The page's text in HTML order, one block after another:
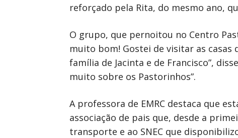
reforçado pela Rita, do mesmo ano,
O grupo, que pernoitou no Centro
muito bom! Gostei de visitar as casas
família de Jacinta e de Francisco”,
muito sobre os Pastorinhos”.
A professora de EMRC destaca que
associação de pais que, desde a
transporte e ao SNEC que